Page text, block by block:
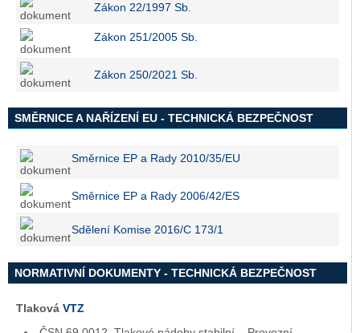
Zákon 22/1997 Sb.
Zákon 251/2005 Sb.
Zákon 250/2021 Sb.
SMĚRNICE A NAŘÍZENÍ EU - TECHNICKÁ BEZPEČNOST
Směrnice EP a Rady 2010/35/EU
Směrnice EP a Rady 2006/42/ES
Sdělení Komise 2016/C 173/1
NORMATIVNÍ DOKUMENTY - TECHNICKÁ BEZPEČNOST
Tlaková VTZ